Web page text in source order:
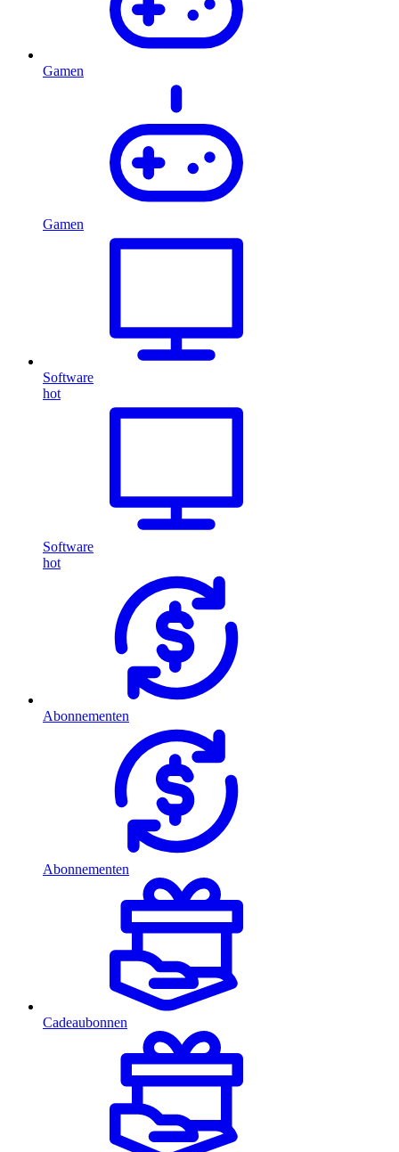
Gamen
Gamen
Software
hot
Software
hot
Abonnementen
Abonnementen
Cadeaubonnen